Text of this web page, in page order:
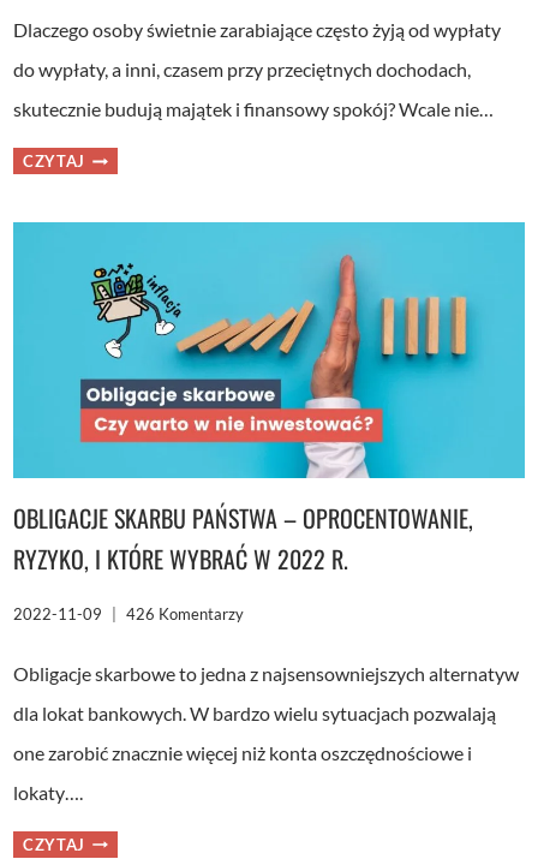
Dlaczego osoby świetnie zarabiające często żyją od wypłaty
do wypłaty, a inni, czasem przy przeciętnych dochodach,
skutecznie budują majątek i finansowy spokój? Wcale nie…
CZYTAJ 6
NAJWAŻNIEJSZYCH
PIENIĘDZY
OBLIGACJE SKARBU PAŃSTWA – OPROCENTOWANIE,
RYZYKO, I KTÓRE WYBRAĆ W 2022 R.
2022-11-09 426 Komentarzy
Obligacje skarbowe to jedna z najsensowniejszych alternatyw
dla lokat bankowych. W bardzo wielu sytuacjach pozwalają
one zarobić znacznie więcej niż konta oszczędnościowe i
lokaty….
CZYTAJ OBLIGACJE
SKARBU